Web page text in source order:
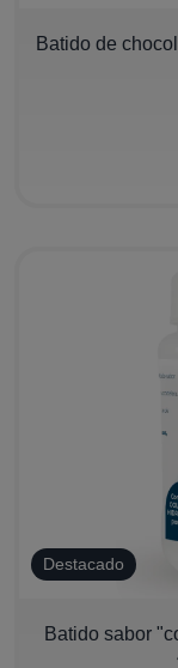
− +
Batido de
Destacado
− +
Batido sabor